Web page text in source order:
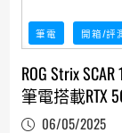
筆電 開箱/評
ROG Strix
筆電搭載RTX
06/05/2025